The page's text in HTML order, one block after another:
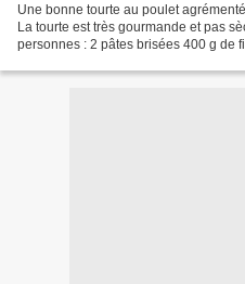
Une bonne tourte au poulet
La tourte est très gourmande et pas
personnes : 2 pâtes brisées 400 g de